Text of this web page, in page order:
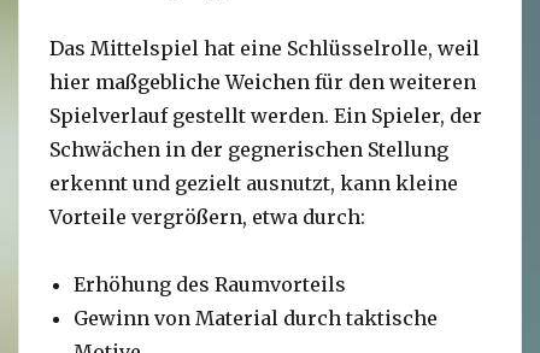
Das Mittelspiel hat eine Schlüsselrolle, weil
hier maßgebliche Weichen für den weiteren
Spielverlauf gestellt werden. Ein Spieler, der
Schwächen in der gegnerischen Stellung
erkennt und gezielt ausnutzt, kann kleine
Vorteile vergrößern, etwa durch:
Erhöhung des Raumvorteils
Gewinn von Material durch taktische